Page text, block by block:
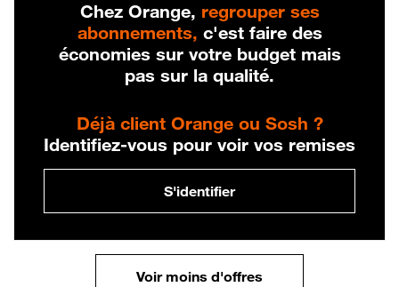
Chez Orange, regrouper ses
abonnements, c'est faire des
économies sur votre budget mais
pas sur la qualité.
Déjà client Orange ou Sosh ?
Identifiez-vous pour voir vos remises
S'identifier
Voir moins d'offres